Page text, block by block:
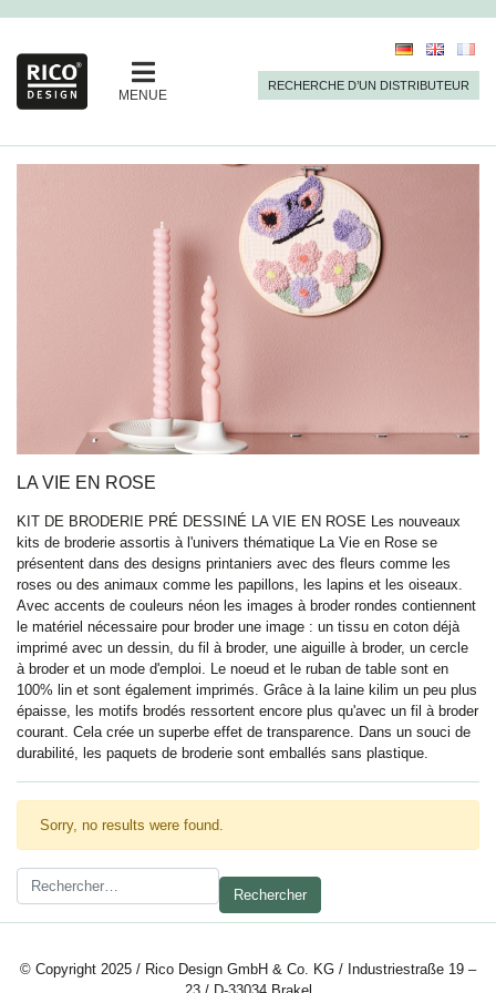
MENUE
RECHERCHE D’UN DISTRIBUTEUR
LA VIE EN ROSE
KIT DE BRODERIE PRÉ DESSINÉ LA VIE EN ROSE Les nouveaux
kits de broderie assortis à l'univers thématique La Vie en Rose se
présentent dans des designs printaniers avec des fleurs comme les
roses ou des animaux comme les papillons, les lapins et les oiseaux.
Avec accents de couleurs néon les images à broder rondes contiennent
le matériel nécessaire pour broder une image : un tissu en coton déjà
imprimé avec un dessin, du fil à broder, une aiguille à broder, un cercle
à broder et un mode d'emploi. Le noeud et le ruban de table sont en
100% lin et sont également imprimés. Grâce à la laine kilim un peu plus
épaisse, les motifs brodés ressortent encore plus qu'avec un fil à broder
courant. Cela crée un superbe effet de transparence. Dans un souci de
durabilité, les paquets de broderie sont emballés sans plastique.
Sorry, no results were found.
Rechercher :
© Copyright 2025 / Rico Design GmbH & Co. KG / Industriestraße 19 –